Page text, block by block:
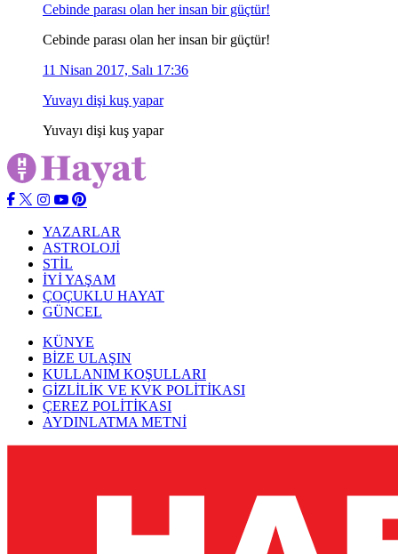
Cebinde parası olan her insan bir güçtür!
Cebinde parası olan her insan bir güçtür!
11 Nisan 2017, Salı 17:36
Yuvayı dişi kuş yapar
Yuvayı dişi kuş yapar
YAZARLAR
ASTROLOJİ
STİL
İYİ YAŞAM
ÇOÇUKLU HAYAT
GÜNCEL
KÜNYE
BİZE ULAŞIN
KULLANIM KOŞULLARI
GİZLİLİK VE KVK POLİTİKASI
ÇEREZ POLİTİKASI
AYDINLATMA METNİ